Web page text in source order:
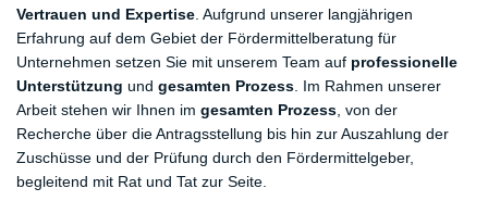
Vertrauen und Expertise . Aufgrund unserer langjährigen
Erfahrung auf dem Gebiet der Fördermittelberatung für
Unternehmen setzen Sie mit unserem Team auf professionelle
Unterstützung und gesamten Prozess . Im Rahmen unserer
Arbeit stehen wir Ihnen im gesamten Prozess , von der
Recherche über die Antragsstellung bis hin zur Auszahlung der
Zuschüsse und der Prüfung durch den Fördermittelgeber,
begleitend mit Rat und Tat zur Seite.